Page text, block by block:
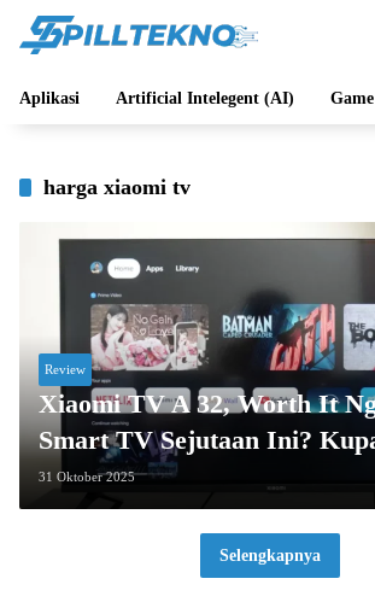
Aplikasi Artificial Intelegent (AI) Game
harga xiaomi tv
Review
Xiaomi TV A 32, Worth It
Smart TV Sejutaan Ini?
31 Oktober 2025
Selengkapnya